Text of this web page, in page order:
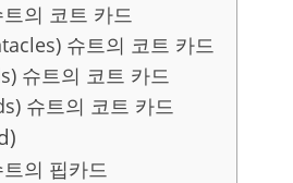
의 코트 카드
슈트의 코트 카드
슈트의 코트 카드
슈트의 코트 카드
의 핍카드